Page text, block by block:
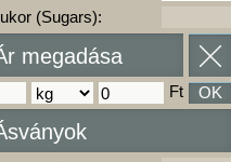
már nem eszel/sportolsz többet,
a kiértékelésre!
Szimulátor Prémium funkció.
(Sugars):
megadása
Ft OK